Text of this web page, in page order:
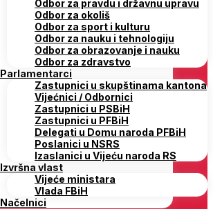
Odbor za pravdu i državnu upravu
Odbor za okoliš
Odbor za sport i kulturu
Odbor za nauku i tehnologiju
Odbor za obrazovanje i nauku
Odbor za zdravstvo
Parlamentarci
Zastupnici u skupštinama kantona
Vijećnici / Odbornici
Zastupnici u PSBiH
Zastupnici u PFBiH
Delegati u Domu naroda PFBiH
Poslanici u NSRS
Izaslanici u Vijeću naroda RS
Izvršna vlast
Vijeće ministara
Vlada FBiH
Načelnici